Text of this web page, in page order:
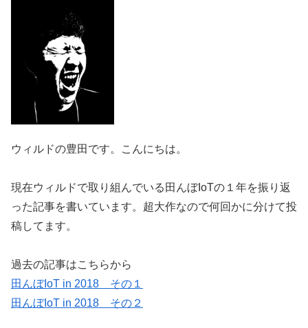
ウィルドの豊田です。こんにちは。
現在ウィルドで取り組んでいる田んぼIoTの１年を振り返
った記事を書いています。超大作なので何回かに分けて投
稿してます。
過去の記事はこちらから
田んぼIoT in 2018 その１
田んぼIoT in 2018 その２